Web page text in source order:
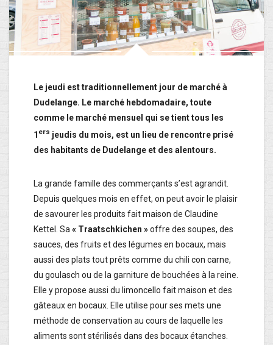
Le jeudi est traditionnellement jour de marché à
Dudelange. Le marché hebdomadaire, toute
comme le marché mensuel qui se tient tous les
1 ers jeudis du mois, est un lieu de rencontre prisé
des habitants de Dudelange et des alentours.
La grande famille des commerçants s’est agrandit.
Depuis quelques mois en effet, on peut avoir le plaisir
de savourer les produits fait maison de Claudine
Kettel. Sa « Traatschkichen »offre des soupes, des
sauces, des fruits et des légumes en bocaux, mais
aussi des plats tout prêts comme du chili con carne,
du goulasch ou de la garniture de bouchées à la reine.
Elle y propose aussi du limoncello fait maison et des
gâteaux en bocaux. Elle utilise pour ses mets une
méthode de conservation au cours de laquelle les
aliments sont stérilisés dans des bocaux étanches.